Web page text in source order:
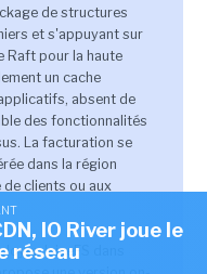
de structures
et s'appuyant sur
Raft pour la haute
un cache
absent de
des fonctionnalités
La facturation se
dans la région
clients ou aux
JuiceFS dans
IO River joue le
réseau